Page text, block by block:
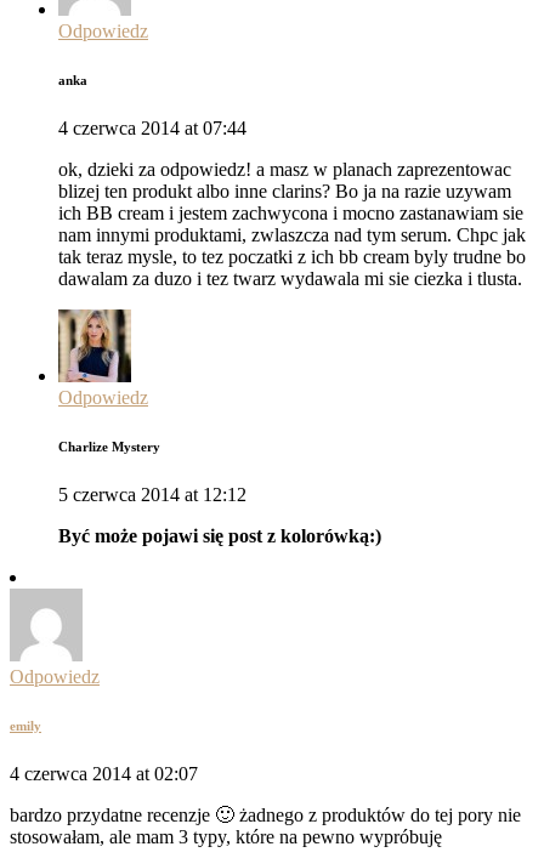
Odpowiedz
anka
4 czerwca 2014 at 07:44
ok, dzieki za odpowiedz! a masz w planach zaprezentowac
blizej ten produkt albo inne clarins? Bo ja na razie uzywam
ich BB cream i jestem zachwycona i mocno zastanawiam sie
nam innymi produktami, zwlaszcza nad tym serum. Chpc jak
tak teraz mysle, to tez poczatki z ich bb cream byly trudne bo
dawalam za duzo i tez twarz wydawala mi sie ciezka i tlusta.
Odpowiedz
Charlize Mystery
5 czerwca 2014 at 12:12
Być może pojawi się post z kolorówką:)
Odpowiedz
emily
4 czerwca 2014 at 02:07
bardzo przydatne recenzje 🙂 żadnego z produktów do tej pory nie
stosowałam, ale mam 3 typy, które na pewno wypróbuję